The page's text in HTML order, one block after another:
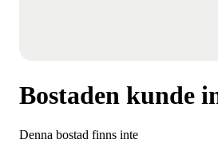
Bostaden kunde
Denna bostad finns inte